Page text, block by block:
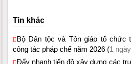
Tin khác
Bộ Dân tộc và Tôn giáo tổ chức
công tác pháp chế năm 2026 (1
Đẩy nhanh tiến độ xây dựng các